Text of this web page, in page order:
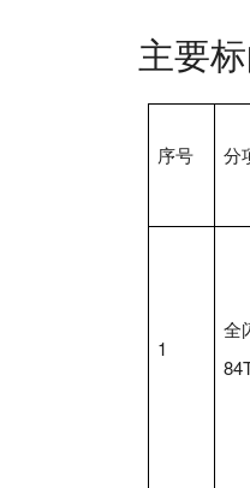
主要
序号 分
1
全